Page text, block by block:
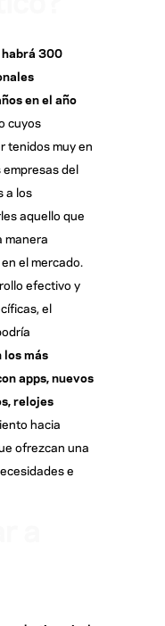
habrá 300
en el año
cuyos
tenidos muy en
del
a los
aquello que
manera
el mercado.
efectivo y
el
los más
apps, nuevos
relojes
hacia
ofrezcan una
e